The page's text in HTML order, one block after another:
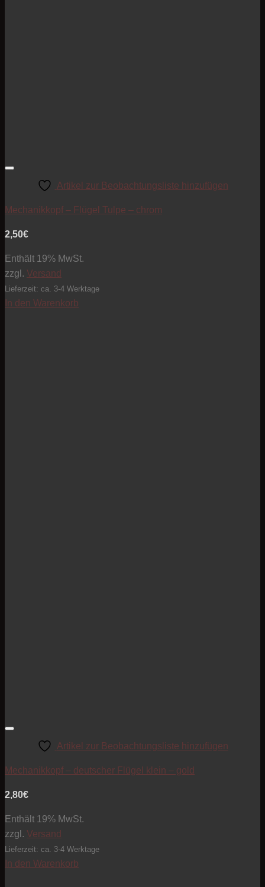
Artikel zur Beobachtungsliste hinzufügen
Mechanikkopf – Flügel Tulpe – chrom
2,50€
Enthält 19% MwSt.
zzgl. Versand
Lieferzeit: ca. 3-4 Werktage
In den Warenkorb
Artikel zur Beobachtungsliste hinzufügen
Mechanikkopf – deutscher Flügel klein – gold
2,80€
Enthält 19% MwSt.
zzgl. Versand
Lieferzeit: ca. 3-4 Werktage
In den Warenkorb